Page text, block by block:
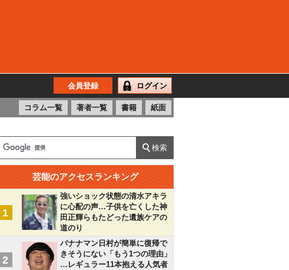
会員登録 ログイン
コラム一覧 著者一覧 書籍 紙面
芸能のアクセスランキング
1
強いショック状態の清水アキラ
に心配の声…子供を亡くした神
田正輝らもたどった遺族ケアの
道のり
2
バナナマン日村が簡単に復帰で
きそうにない「もう1つの理由」
…レギュラー11本抱える人気者